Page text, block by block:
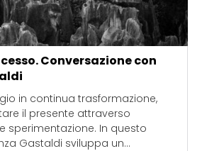
Conversazione con
in continua trasformazione,
il presente attraverso
sperimentazione. In questo
Gastaldi sviluppa un...